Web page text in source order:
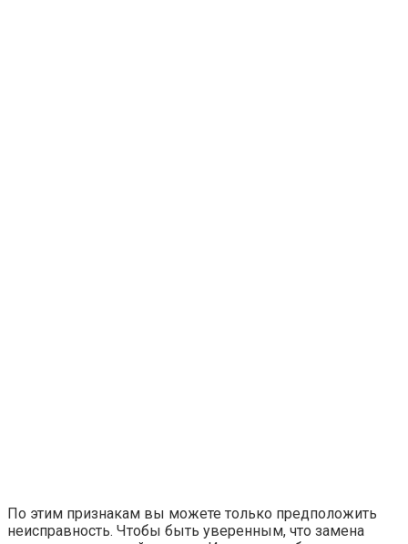
По этим признакам вы можете только предположить
неисправность. Чтобы быть уверенным, что замена